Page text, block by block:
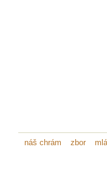
náš chrám zbor